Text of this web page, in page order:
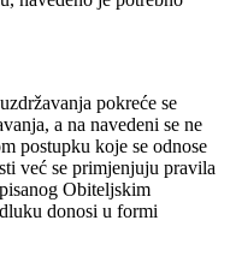
pokreće se
a na navedeni se ne
postupku koje se odnose
već se primjenjuju pravila
Obiteljskim
donosi u formi